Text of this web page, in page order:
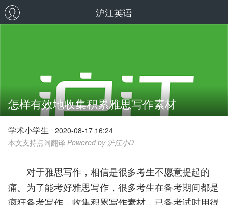
沪江英语
怎样有效地收集积累雅思写作素材
学术小学生
2020-08-17 16:24
本文支持点词翻译 Powered by 沪江小D
对于雅思写作，相信是很多考生不愿意提起的
痛。为了能考好雅思写作，很多考生在备考期间都是
疯狂备考写作，收集积累写作素材，已备考试时用得